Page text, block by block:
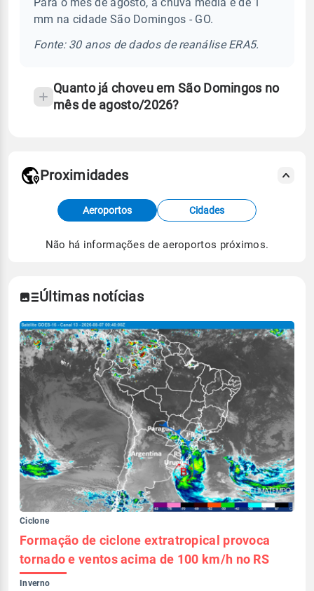
chuva
temperatura
Para o mês de agosto, a chuva média é de 1
mm na cidade São Domingos - GO.
Fonte: 30 anos de dados de reanálise ERA5.
Quanto já choveu em São Domingos no
mês de agosto/2026?
Fonte: dados combinados de estações
meteorológicas e satélite do Centro de Previsão
de Tempo e Estudos Climáticos (CPTEC).
Proximidades
Aeroportos Cidades
Não há informações de aeroportos próximos.
Últimas notícias
Ciclone
Formação de ciclone extratropical provoca
tornado e ventos acima de 100 km/h no RS
Inverno